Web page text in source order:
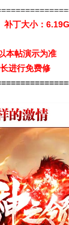
补丁大小：
本帖演示为准
进行免费修